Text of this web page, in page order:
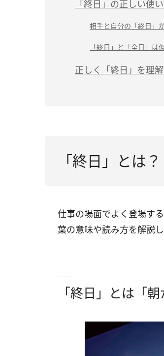
「終日」の正しい使
相手と自分の「終日」
「終日」と「全日」は
正しく「終日」を理
「終日」とは
仕事の場面でよく登場す
葉の意味や読み方を解説し
「終日」とは「